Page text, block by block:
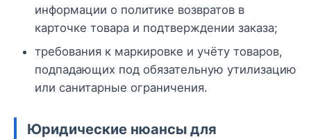
информации о политике возвратов в
карточке товара и подтверждении заказа;
требования к маркировке и учёту товаров,
подпадающих под обязательную утилизацию
или санитарные ограничения.
Юридические нюансы для